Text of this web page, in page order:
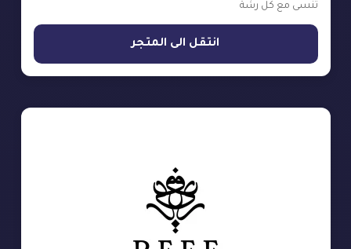
تُنسى مع كل رشّة
انتقل الى المتجر